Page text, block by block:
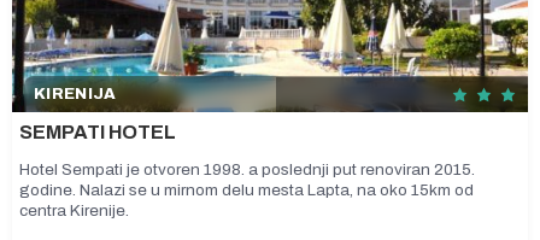
KIRENIJA
SEMPATI HOTEL
Hotel Sempati je otvoren 1998. a poslednji put renoviran 2015.
godine. Nalazi se u mirnom delu mesta Lapta, na oko 15km od
centra Kirenije.